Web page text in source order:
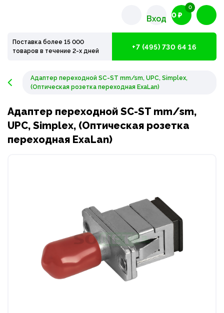
Вход 0 ₽
0
Поставка более 15 000
товаров в течение 2-х дней
+7 (495) 730 64 16
Адаптер переходной SC-ST mm/sm, UPC, Simplex,
(Оптическая розетка переходная ExaLan)
Адаптер переходной SC-ST mm/sm,
UPC, Simplex, (Оптическая розетка
переходная ExaLan)